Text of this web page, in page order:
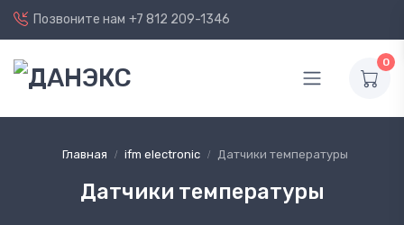
Позвоните нам +7 812 209-1346
0
Главная ifm electronic Датчики температуры
Датчики температуры